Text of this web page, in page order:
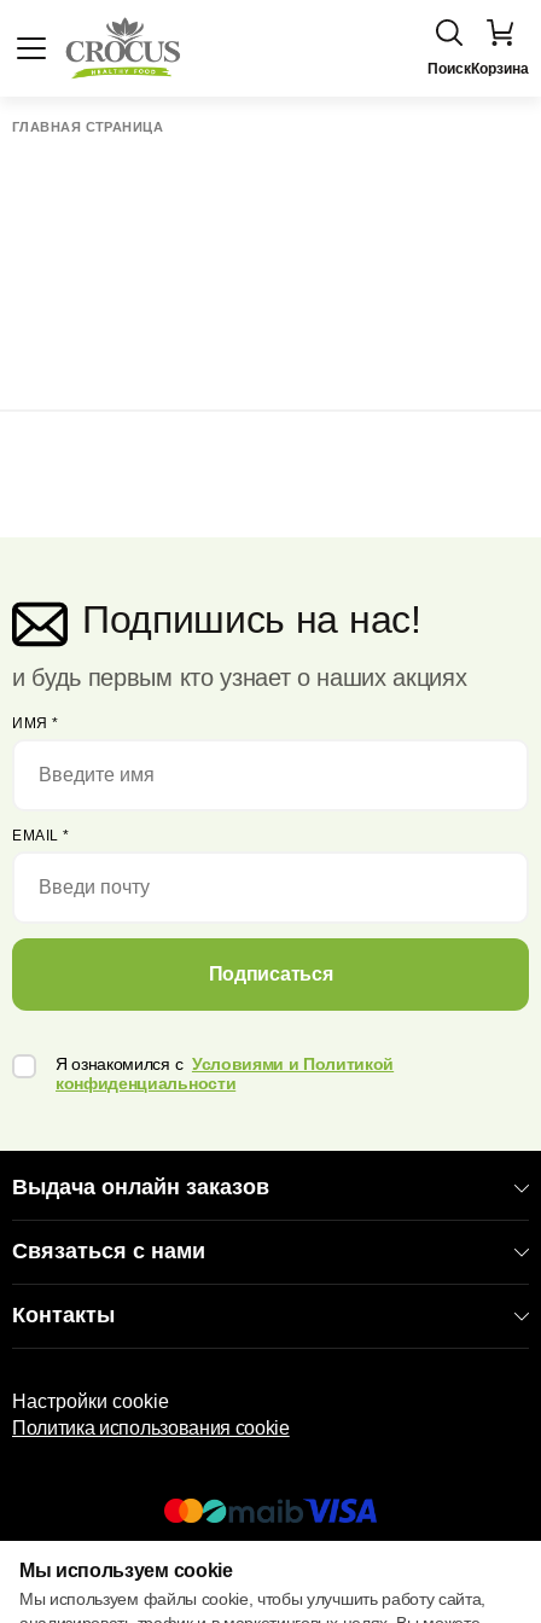
ПоискКорзина
ГЛАВНАЯ СТРАНИЦА
Подпишись на нас!
и будь первым кто узнает о наших акциях
ИМЯ *
EMAIL *
Подписаться
Я ознакомился с Условиями и Политикой
конфиденциальности
Выдача онлайн заказов
Связаться с нами
Контакты
Настройки cookie
Политика использования cookie
© 2017 – 2026 ECOM
Мы используем cookie
Мы используем файлы cookie, чтобы улучшить работу сайта,